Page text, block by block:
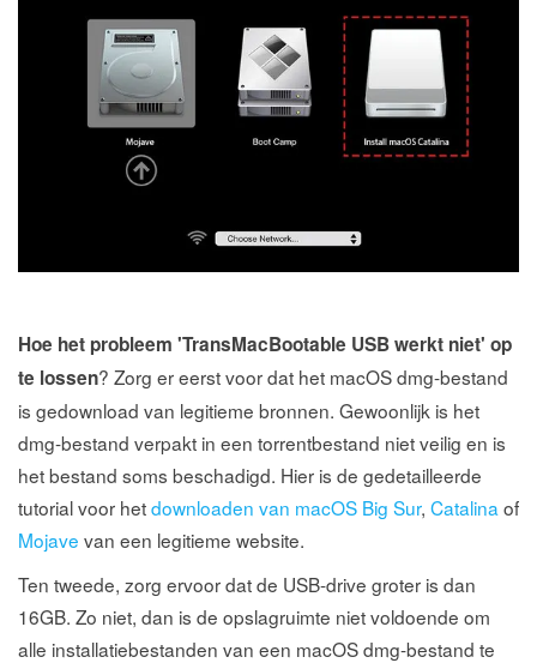
Hoe het probleem 'TransMacBootable USB werkt niet' op
te lossen? Zorg er eerst voor dat het macOS dmg-bestand
is gedownload van legitieme bronnen. Gewoonlijk is het
dmg-bestand verpakt in een torrentbestand niet veilig en is
het bestand soms beschadigd. Hier is de gedetailleerde
tutorial voor hetdownloaden van macOS Big Sur, Catalina of
Mojave van een legitieme website.
Ten tweede, zorg ervoor dat de USB-drive groter is dan
16GB. Zo niet, dan is de opslagruimte niet voldoende om
alle installatiebestanden van een macOS dmg-bestand te